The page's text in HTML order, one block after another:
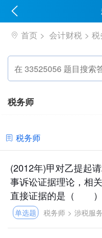
首页 会计财税 税
税务师
税务师
(2012年)甲对乙提起
事诉讼证据理论，相
直接证据的是（ ）
单选题 税务师 > 涉税服